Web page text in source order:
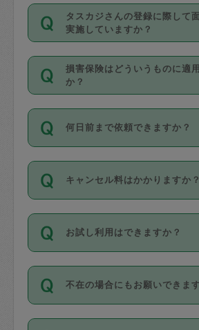
動計算で表示されます。
開始時間を２時間前後変更
能です。依頼送信後、個別
んにメッセージを送り調整
い。ただし、２時間を越え
時間も被らない場合、損害
する前にタスカジさんのプ
確認してください。
基本的に、高所での作業や
外での作業は対象外です。
主婦として長年の家事経験
方、栄養士・調理師といっ
育園や学校の給食やレスト
係の専門職に従事されてい
すでにハウスキーパーや英
てお仕事をしているフィリ
社員など様々なバックグラ
登録しています。
日本語も話せる方など様々で
ールに記載していますので
を依頼してください。
タスカジさんの登録に際して
実施していますか？
応募の際に、各自事務局と
を行っています。その後、
写真提出をしていただいて
確認しています。タスカジ
ング動画を使ったセルフト
現場トライアルを受け、合
ジさんが活動されています
※テストセンターの講評は１
参考
【詳細】タスカジさ
損害保険はどういうものに適
か？
依頼者とタスカジさんとの
を通して成立した作業時間
適用されます。作業範囲は
です。作業中に物を壊した
をさせたりした場合が対象
す。
写真を撮り、
何日前まで依頼できますか？
ご依頼は、現在を起点に3
以降）の日時から受付可能
す。
タスカジさんへ「募集」を
可能です。
キャンセル料はかかりますか？
キャンセル料には、以下の
す。
1. 直前キャンセル（定期、
共通）
お試し利用はできますか？
「お試し利用」というメニ
せんが、「一回のみ」依頼
とによって、気に入ったタ
不在の場合にもお願いできま
不在の場合の作業はタスカ